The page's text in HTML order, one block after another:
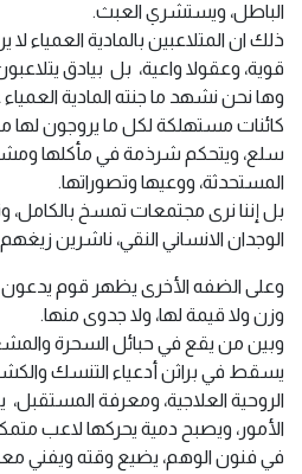
الباطل، ويستشري العبث.
ذلك ان المتلاعبين بالمادية العمياء لا
قوية، وعقولا واعية، بل بيادق
وها نحن نشهد ما جنته المادية
كائنات مستهلكة لكل ما يروجون لها
سلع، ويتحكم شرذمة في مأكلها
المستحدثة، ووعيها وتصوراتها.
بل إننا نرى مجتمعات تمسخ
الوجدان الانساني النقي، ناشرين
وعلى الضفه الأخرى يظهر قوم يدعون
وزن ولا قيمة لها، ولا جدوى منها.
وبين من يقع في حبائل السحرة
يسقط في براثن أدعياء التنسك
الروحية العلاجية، ومعرفة المستقبل،
الأمور، ويصبح دمية يحركها لاعب
في فنون الوهم، يضيع وقته ويفني